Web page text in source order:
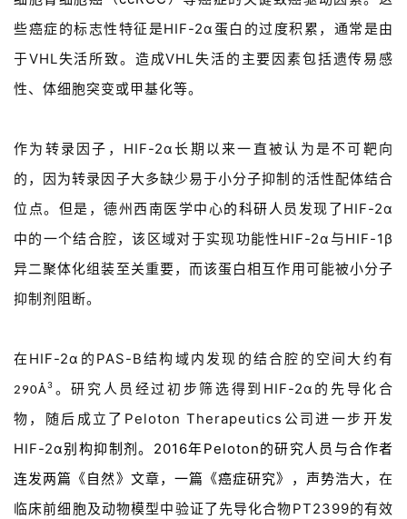
些癌症的标志性特征是HIF-2α蛋白的过度积累，通常是由
于VHL失活所致。造成VHL失活的主要因素包括遗传易感
性、 体细胞突变或甲基化等。
作为转录因子，HIF-2α长期以来一直被认为是不可靶向
的，因为转录因子大多缺少易于小分子抑制的活性配体结合
位点。但是，德州西南医学中心的科研人 员发现了HIF-2α
中的一个结合腔，该区域对于实现功能性HIF-2α与HIF-1β
异二聚体化组装至关重要，而该蛋白相互作用可能被小分子
抑制剂阻断。
在HIF-2α的PAS-B结构域内发现的结合腔的空间大约有
290Å3 。研究人员经过初步筛选得到HIF-2α的先导化合
物，随后成立了Peloton Therapeutics公司进一步开发
HIF-2α别构抑制剂。2016年Peloton的研究人员与合作者
连发两篇《自然》文章，一篇《癌症研究》，声势浩大，在
临床前细胞及动物模型中验证了先导化合物PT2399的有效